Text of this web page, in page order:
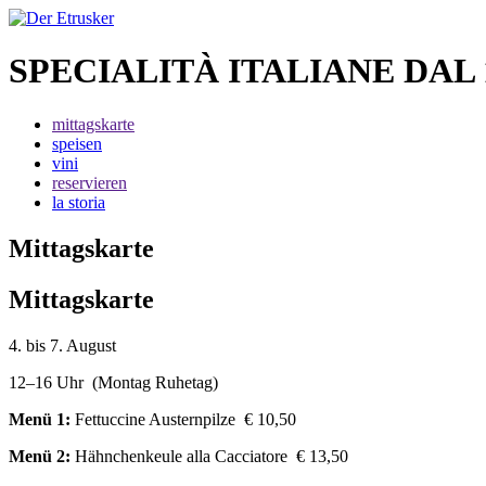
SPECIALITÀ ITALIANE DAL
mittagskarte
speisen
vini
reservieren
la storia
Mittagskarte
Mittagskarte
4. bis 7. August
12–16 Uhr (Montag Ruhetag)
Menü 1: Fettuccine Austernpilze € 10,50
Menü 2: Hähnchenkeule alla Cacciatore € 13,50